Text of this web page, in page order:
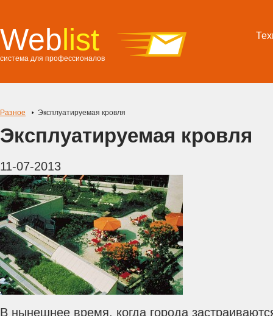
Weblist
система для профессионалов
Разное Эксплуатируемая кровля
Эксплуатируемая кровля
11-07-2013
В нынешнее время, когда города